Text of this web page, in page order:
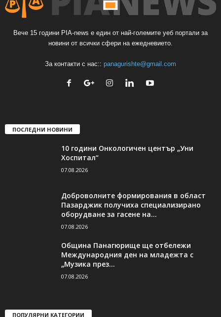
Вече 15 години PIA-news е един от най-големите уеб портали за
новини от всички сфери на ежедневието.
За контакти с нас:: panagurishte@gmail.com
ПОСЛЕДНИ НОВИНИ
10 години Онкологичен център „Уни
Хоспитал“
07.08.2026
Доброволните формирования в област
Пазарджик получиха специализирано
оборудване за гасене на...
07.08.2026
Община Панагюрище ще отбележи
Международния ден на младежта с
„Музика през...
07.08.2026
ПОПУЛЯРНИ КАТЕГОРИИ